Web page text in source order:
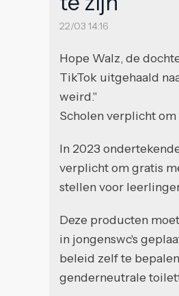
22/03 14:16
Hope Walz, de
TikTok uitgehaald
weird."
Scholen verplicht
In 2023
verplicht om gratis
stellen voor
Deze producten
in jongenswc's
beleid zelf te
genderneutrale